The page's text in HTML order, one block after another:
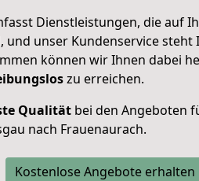
Dienstleistungen, die auf
und unser Kundenservice steht
können wir Ihnen dabei
zu erreichen.
Qualität bei den Angeboten
nach Frauenaurach.
Kostenlose Angebote erhalten